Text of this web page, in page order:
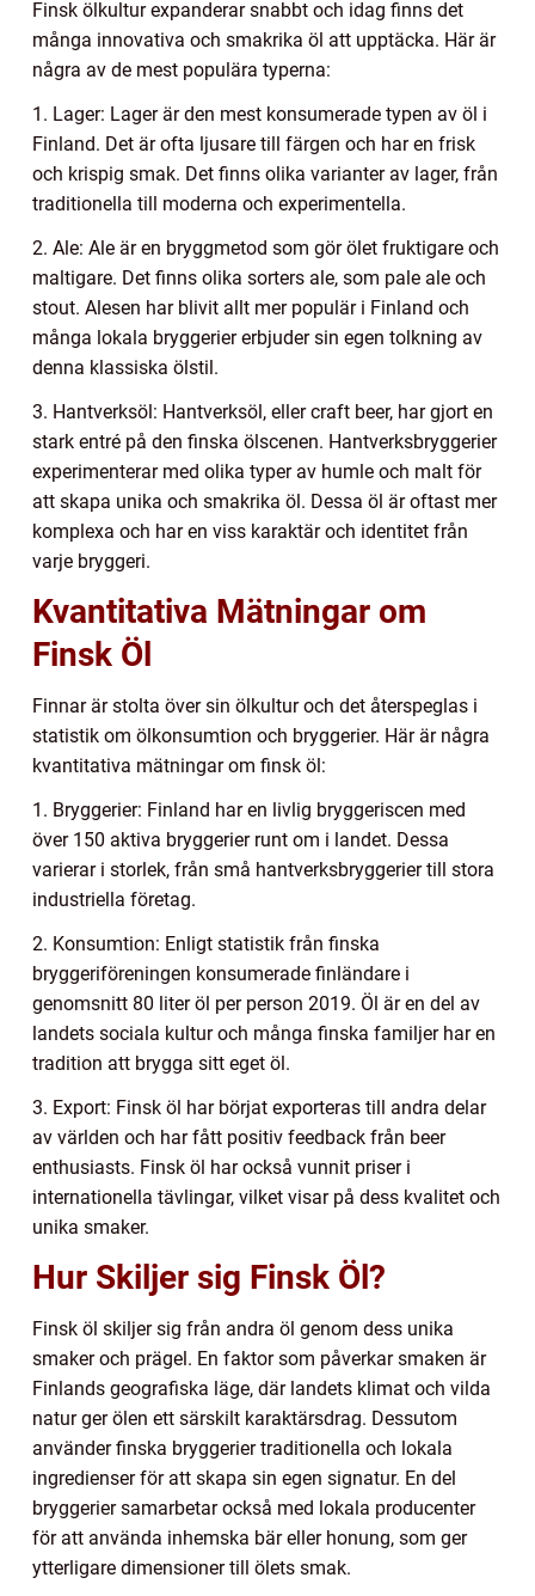
Finsk ölkultur expanderar snabbt och idag finns det
många innovativa och smakrika öl att upptäcka. Här är
några av de mest populära typerna:
1. Lager: Lager är den mest konsumerade typen av öl i
Finland. Det är ofta ljusare till färgen och har en frisk
och krispig smak. Det finns olika varianter av lager, från
traditionella till moderna och experimentella.
2. Ale: Ale är en bryggmetod som gör ölet fruktigare och
maltigare. Det finns olika sorters ale, som pale ale och
stout. Alesen har blivit allt mer populär i Finland och
många lokala bryggerier erbjuder sin egen tolkning av
denna klassiska ölstil.
3. Hantverksöl: Hantverksöl, eller craft beer, har gjort en
stark entré på den finska ölscenen. Hantverksbryggerier
experimenterar med olika typer av humle och malt för
att skapa unika och smakrika öl. Dessa öl är oftast mer
komplexa och har en viss karaktär och identitet från
varje bryggeri.
Kvantitativa Mätningar om
Finsk Öl
Finnar är stolta över sin ölkultur och det återspeglas i
statistik om ölkonsumtion och bryggerier. Här är några
kvantitativa mätningar om finsk öl:
1. Bryggerier: Finland har en livlig bryggeriscen med
över 150 aktiva bryggerier runt om i landet. Dessa
varierar i storlek, från små hantverksbryggerier till stora
industriella företag.
2. Konsumtion: Enligt statistik från finska
bryggeriföreningen konsumerade finländare i
genomsnitt 80 liter öl per person 2019. Öl är en del av
landets sociala kultur och många finska familjer har en
tradition att brygga sitt eget öl.
3. Export: Finsk öl har börjat exporteras till andra delar
av världen och har fått positiv feedback från beer
enthusiasts. Finsk öl har också vunnit priser i
internationella tävlingar, vilket visar på dess kvalitet och
unika smaker.
Hur Skiljer sig Finsk Öl?
Finsk öl skiljer sig från andra öl genom dess unika
smaker och prägel. En faktor som påverkar smaken är
Finlands geografiska läge, där landets klimat och vilda
natur ger ölen ett särskilt karaktärsdrag. Dessutom
använder finska bryggerier traditionella och lokala
ingredienser för att skapa sin egen signatur. En del
bryggerier samarbetar också med lokala producenter
för att använda inhemska bär eller honung, som ger
ytterligare dimensioner till ölets smak.